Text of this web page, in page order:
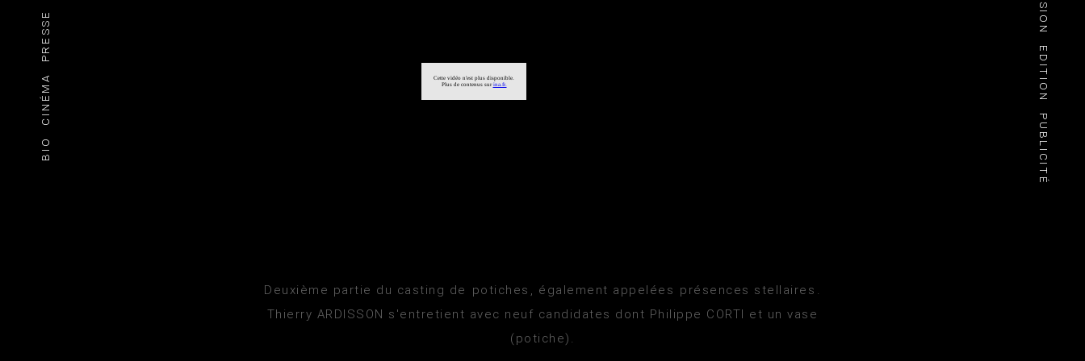
EDITION
PUBLICITÉ
BIO
CINÉMA
PRESSE
Deuxième partie du casting de potiches, également appelées présences stellaires.
Thierry ARDISSON s'entretient avec neuf candidates dont Philippe CORTI et un vase
(potiche).